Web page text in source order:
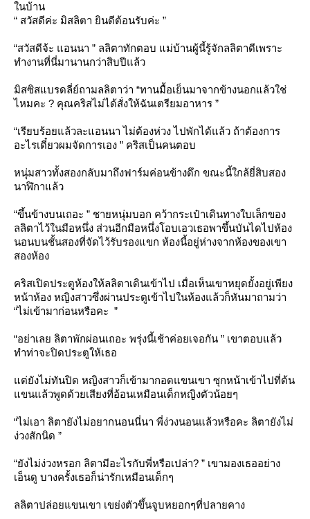
นบ้าน
“ สวัสดีค่ะ มิสลิตา ยินดีต้อนรับค่ะ ”
“สวัสดีจ้ะ แอนนา ” ลลิตาทักตอบ แม่บ้านผู้นี้รู้จักลลิตาดีเพราะ
ทำงานที่นี่มานานกว่าสิบปีแล้ว
มิสซิสแบรดลี่ย์ถามลลิตาว่า “ทานมื้อเย็นมาจากข้างนอกแล้วใช่
ไหมคะ ? คุณคริสไม่ได้สั่งให้ฉันเตรียมอาหาร ”
“เรียบร้อยแล้วละแอนนา ไม่ต้องห่วง ไปพักได้แล้ว ถ้าต้องการ
อะไรเดี๋ยวผมจัดการเอง ” คริสเป็นคนตอบ
หนุ่มสาวทั้งสองกลับมาถึงฟาร์มค่อนข้างดึก ขณะนี้ใกล้ยี่สิบสอง
นาฬิกาแล้ว
“ขึ้นข้างบนเถอะ ” ชายหนุ่มบอก คว้ากระเป๋าเดินทางใบเล็กของ
ลลิตาไว้ในมือหนึ่ง ส่วนอีกมือหนึ่งโอบเอวเธอพาขึ้นบันไดไปห้อง
นอนบนชั้นสองที่จัดไว้รับรองแขก ห้องนี้อยู่ห่างจากห้องของเขา
สองห้อง
คริสเปิดประตูห้องให้ลลิตาเดินเข้าไป เมื่อเห็นเขาหยุดยั้งอยู่เพียง
หน้าห้อง หญิงสาวซึ่งผ่านประตูเข้าไปในห้องแล้วก็หันมาถามว่า
“ไม่เข้ามาก่อนหรือคะ ”
“อย่าเลย ลิตาพักผ่อนเถอะ พรุ่งนี้เช้าค่อยเจอกัน ” เขาตอบแล้ว
ทำท่าจะปิดประตูให้เธอ
ต่ยังไม่ทันปิด หญิงสาวก็เข้ามากอดแขนเขา ซุกหน้าเข้าไปที่ต้น
ขนแล้วพูดด้วยเสียงที่อ้อนเหมือนเด็กหญิงตัวน้อยๆ
“ไม่เอา ลิตายังไม่อยากนอนนี่นา พี่ง่วงนอนแล้วหรือคะ ลิตายังไม่
ง่วงสักนิด ”
“ยังไม่ง่วงหรอก ลิตามีอะไรกับพี่หรือเปล่า? ” เขามองเธออย่าง
เอ็นดู บางครั้งเธอก็น่ารักเหมือนเด็กๆ
ลลิตาปล่อยแขนเขา เขย่งตัวขึ้นจูบหยอกๆที่ปลายคาง